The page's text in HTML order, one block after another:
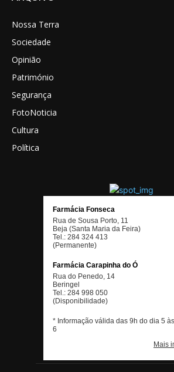
Nossa Terra
Sociedade
Opinião
Património
Segurança
FotoNoticia
Cultura
Política